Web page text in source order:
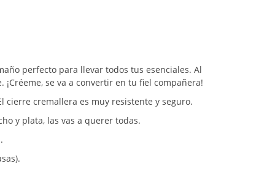
perfecto para llevar todos tus esenciales. Al
se va a convertir en tu fiel compañera!
cremallera es muy resistente y seguro.
y plata, las vas a querer todas.